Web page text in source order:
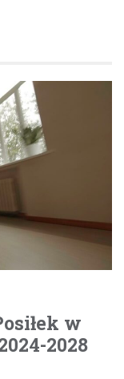
w
2028